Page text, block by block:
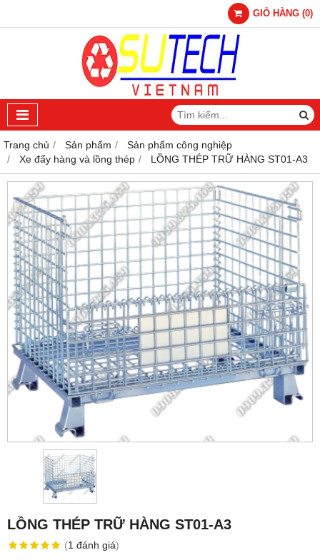
GIỎ HÀNG (0)
Trang chủ Sản phẩm
Sản phẩm công nghiệp
Xe đẩy hàng và lồng thép
LỒNG THÉP TRỮ HÀNG ST01-A3
LỒNG THÉP TRỮ HÀNG ST01-A3
(1 đánh giá)